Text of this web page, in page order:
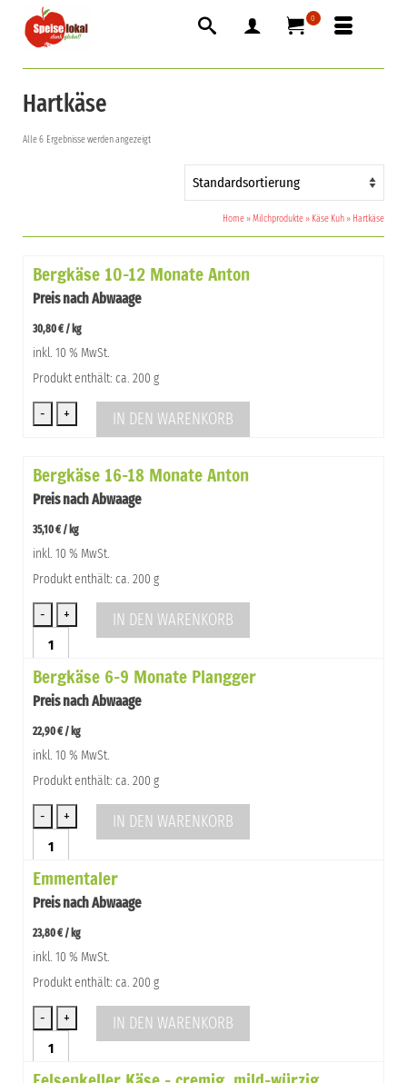
0
Hartkäse
Alle 6 Ergebnisse werden angezeigt
Home »Milchprodukte » Käse Kuh » Hartkäse
Bergkäse 10-12 Monate Anton
Preis nach Abwaage
30,80€ / kg
inkl. 10 % MwSt.
Produkt enthält: ca. 200 g
12
Monate
Menge
IN DEN WARENKORB
Bergkäse 16-18 Monate Anton
Preis nach Abwaage
35,10€ / kg
inkl. 10 % MwSt.
Produkt enthält: ca. 200 g
16-
18
Monate
Anton
Menge
IN DEN WARENKORB
Bergkäse 6-9 Monate Plangger
Preis nach Abwaage
22,90€ / kg
inkl. 10 % MwSt.
Produkt enthält: ca. 200 g
6-
9
Monate
Plangger
Menge
IN DEN WARENKORB
Emmentaler
Preis nach Abwaage
23,80€ / kg
inkl. 10 % MwSt.
Produkt enthält: ca. 200 g
Emmentaler
Menge
IN DEN WARENKORB